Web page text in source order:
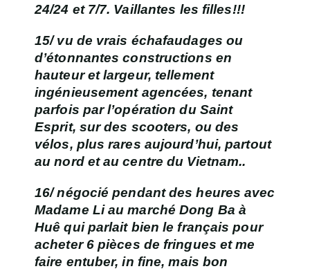
24/24 et 7/7. Vaillantes les filles!!!
15/ vu de vrais échafaudages ou
d’étonnantes constructions en
hauteur et largeur, tellement
ingénieusement agencées, tenant
parfois par l’opération du Saint
Esprit, sur des scooters, ou des
vélos, plus rares aujourd’hui, partout
au nord et au centre du Vietnam..
16/ négocié pendant des heures avec
Madame Li aumarché Dong Ba à
Huê qui parlait bien le français pour
acheter 6 pièces de fringues et me
faire entuber, in fine, mais bon